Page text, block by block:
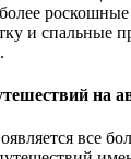
и спальные
на
все